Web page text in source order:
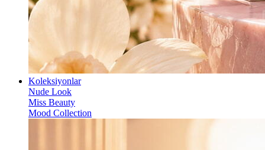
Koleksiyonlar
Nude Look
Miss Beauty
Mood Collection